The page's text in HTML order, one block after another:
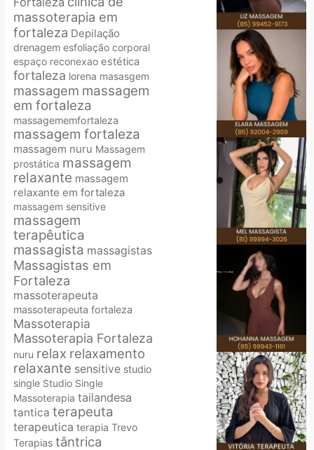
massoterapia em
fortaleza Depilação
drenagem esfoliação corporal
espaço reconexao estética
fortaleza lorena masasgem
massagem massagem
em fortaleza
massagememfortaleza
massagem fortaleza
massagem nuru Massagem
prostática massagem
relaxante massagem
relaxante em fortaleza
massagem sensitive
massagem
terapêutica
massagista massagistas
Massagistas em
Fortaleza
massoterapeuta
massoterapeuta fortaleza
Massoterapia
Massoterapia Fortaleza
nuru relax relaxamento
relaxante sensitive studio
single Studio Single
Massoterapia tailandesa
tantica terapeuta
terapeutica terapia Trevo
Terapias tântrica